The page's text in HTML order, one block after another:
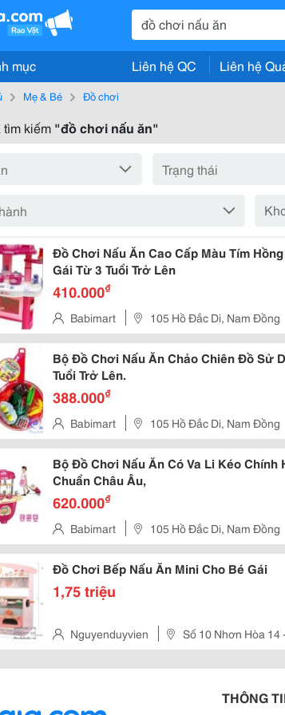
mục Liên hệ QC Liên hệ
Mẹ & Bé Đồ chơi
tìm kiếm "đồ chơi nấu ăn"
Đồ Chơi Nấu Ăn Cao Cấp Màu Tím
Gái Từ 3 Tuổi Trở Lên
410.000₫
Babimart 105 Hồ Đắc Di, Nam Đồng
Bộ Đồ Chơi Nấu Ăn Chảo Chiên Đồ Sử
Tuổi Trở Lên.
388.000₫
Babimart 105 Hồ Đắc Di, Nam Đồng
Bộ Đồ Chơi Nấu Ăn Có Va Li Kéo Chính
Chuẩn Châu Âu,
620.000₫
Babimart 105 Hồ Đắc Di, Nam Đồng
Đồ Chơi Bếp Nấu Ăn Mini Cho Bé Gái
1,75 triệu
Nguyenduyvien
Số 10 Nhơn Hòa 14
Quận Cẩm Lệ - Tp Đà Nãng
THÔNG